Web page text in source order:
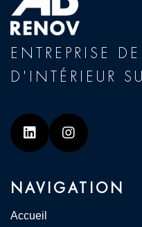
ENTREPRISE
D'INTÉRIEUR
Linkedin Instagram
NAVIGATION
Accueil